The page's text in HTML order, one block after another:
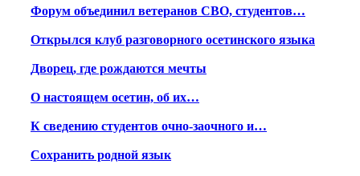
Форум объединил ветеранов СВО, студентов…
Открылся клуб разговорного осетинского языка
Дворец, где рождаются мечты
О настоящем осетин, об их…
К сведению студентов очно-заочного и…
Сохранить родной язык